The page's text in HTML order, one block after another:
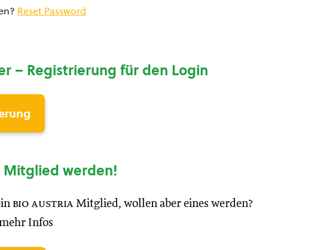
Reset Password
– Registrierung für den Login
Mitglied werden!
bio austria Mitglied, wollen aber eines werden?
Infos